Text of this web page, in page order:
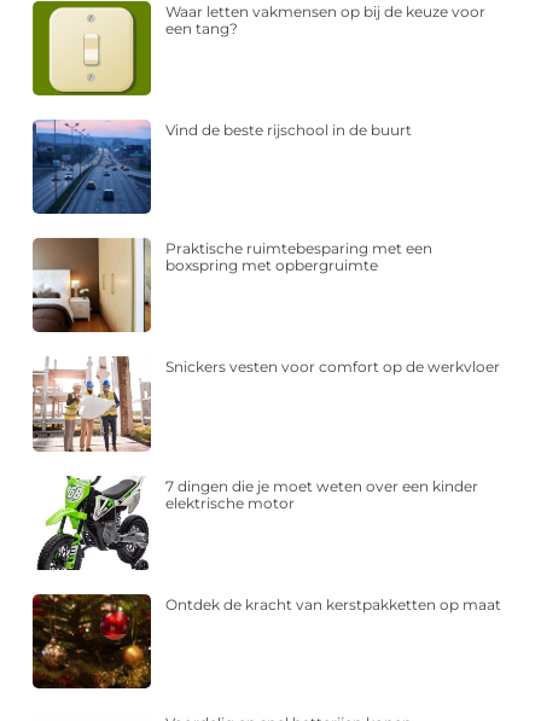
Waar letten vakmensen op bij de keuze voor
een tang?
Vind de beste rijschool in de buurt
Praktische ruimtebesparing met een
boxspring met opbergruimte
Snickers vesten voor comfort op de werkvloer
7 dingen die je moet weten over een kinder
elektrische motor
Ontdek de kracht van kerstpakketten op maat